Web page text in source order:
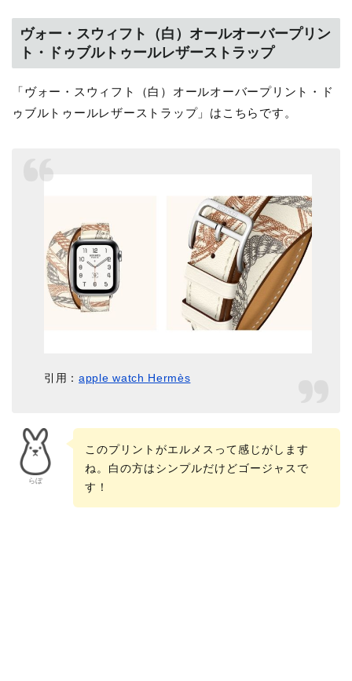
ヴォー・スウィフト（白）オールオーバープリン
ト・ドゥブルトゥールレザーストラップ
「ヴォー・スウィフト（白）オールオーバープリント・ド
ゥブルトゥールレザーストラップ」はこちらです。
引用：apple watch Hermès
らぼ
このプリントがエルメスって感じがします
ね。白の方はシンプルだけどゴージャスで
す！